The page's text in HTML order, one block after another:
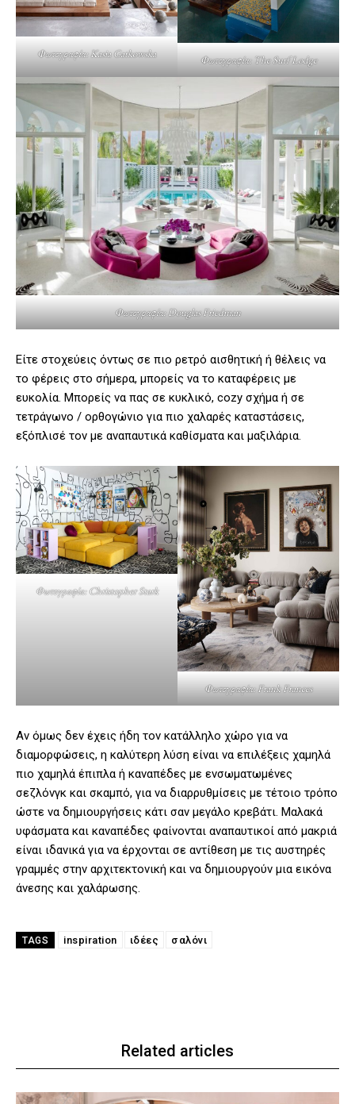
Φωτογραφία: Kasia Gatkowska Φωτογραφία: The Surf Lodge
Φωτογραφία: Douglas Friedman
Είτε στοχεύεις όντως σε πιο ρετρό αισθητική ή θέλεις να
το φέρεις στο σήμερα, μπορείς να το καταφέρεις με
ευκολία. Μπορείς να πας σε κυκλικό, cozy σχήμα ή σε
τετράγωνο / ορθογώνιο για πιο χαλαρές καταστάσεις,
εξόπλισέ τον με αναπαυτικά καθίσματα και μαξιλάρια.
Φωτογραφία: Christopher Stark
Φωτογραφία: Frank Frances
Αν όμως δεν έχεις ήδη τον κατάλληλο χώρο για να
διαμορφώσεις, η καλύτερη λύση είναι να επιλέξεις χαμηλά
πιο χαμηλά έπιπλα ή καναπέδες με ενσωματωμένες
σεζλόνγκ και σκαμπό, για να διαρρυθμίσεις με τέτοιο τρόπο
ώστε να δημιουργήσεις κάτι σαν μεγάλο κρεβάτι. Μαλακά
υφάσματα και καναπέδες φαίνονται αναπαυτικοί από μακριά
είναι ιδανικά για να έρχονται σε αντίθεση με τις αυστηρές
γραμμές στην αρχιτεκτονική και να δημιουργούν μια εικόνα
άνεσης και χαλάρωσης.
TAGS inspiration ιδέες σαλόνι
Related articles